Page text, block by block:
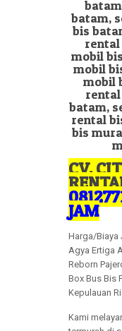
CV.
JAM
Harga/Biaya
Agya Ertiga
Reborn
Box Bus Bis
Kepulauan
Kami